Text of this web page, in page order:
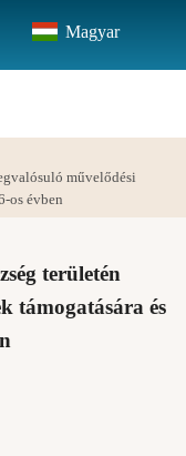
Magyar
művelődési
os évben
területén
támogatására és